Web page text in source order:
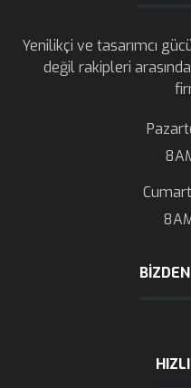
Yenilikçi ve tasarımcı
değil rakipleri